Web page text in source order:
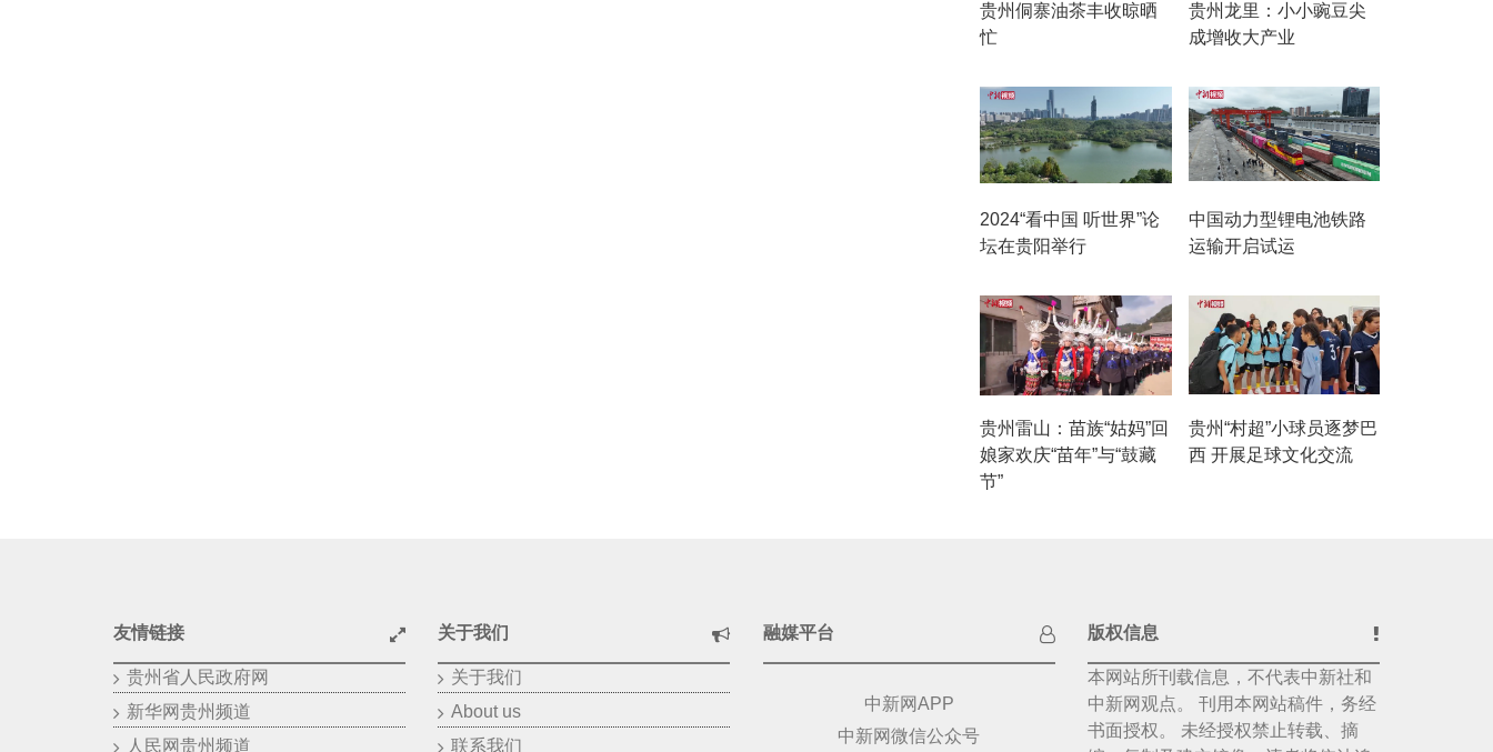
贵州侗寨油茶丰收晾晒
忙
贵州龙里：小小豌豆尖
成增收大产业
2024“看中国 听世界”论
坛在贵阳举行
中国动力型锂电池铁路
运输开启试运
贵州雷山：苗族“姑妈”回
娘家欢庆“苗年”与“鼓藏
节”
贵州“村超”小球员逐梦巴
西 开展足球文化交流
友情链接
贵州省人民政府网
新华网贵州频道
人民网贵州频道
关于我们
关于我们
About us
联系我们
融媒平台
中新网APP
中新网微信公众号
版权信息
本网站所刊载信息，不代表中新社和
中新网观点。 刊用本网站稿件，务经
书面授权。 未经授权禁止转载、摘